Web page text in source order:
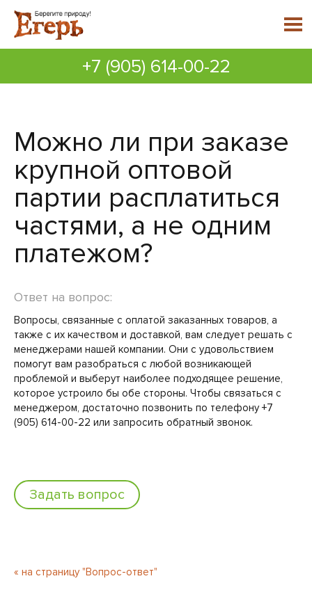
+7 (905) 614-00-22
Можно ли при заказе
крупной оптовой
партии расплатиться
частями, а не одним
платежом?
Ответ на вопрос:
Вопросы, связанные с оплатой заказанных товаров, а
также с их качеством и доставкой, вам следует решать с
менеджерами нашей компании. Они с удовольствием
помогут вам разобраться с любой возникающей
проблемой и выберут наиболее подходящее решение,
которое устроило бы обе стороны. Чтобы связаться с
менеджером, достаточно позвонить по телефону +7
(905) 614-00-22 или запросить обратный звонок.
Задать вопрос
« на страницу "Вопрос-ответ"